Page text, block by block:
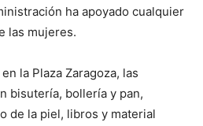
ha apoyado cualquier
las mujeres.
la Plaza Zaragoza, las
bisutería, bollería y pan,
de la piel, libros y material